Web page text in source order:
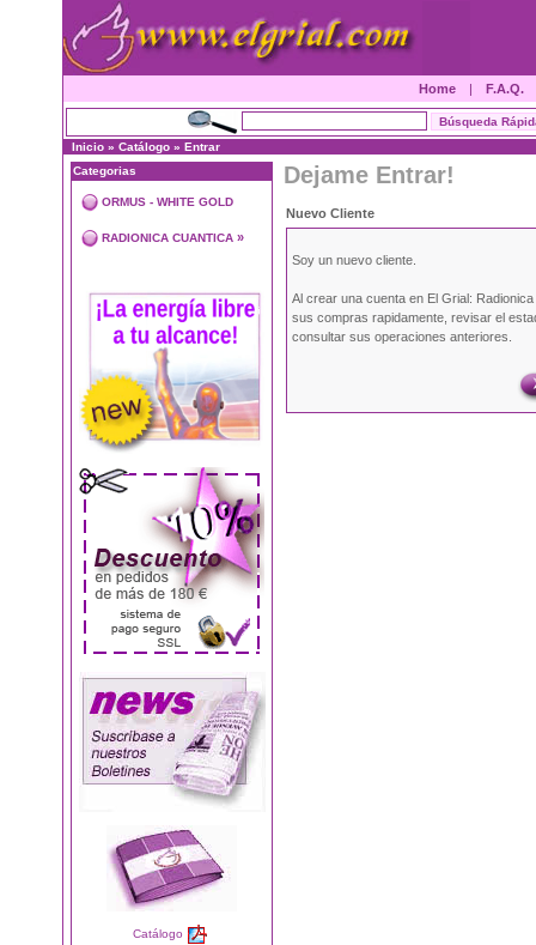
Home | F.A.Q.
Inicio » Catálogo » Entrar
Categorias
ORMUS - WHITE GOLD
RADIONICA CUANTICA »
Catálogo
Dejame Entrar!
Nuevo Cliente
Soy un nuevo cliente.
Al crear una cuenta en El Grial:
sus compras rapidamente, revisar el
consultar sus operaciones anteriores.